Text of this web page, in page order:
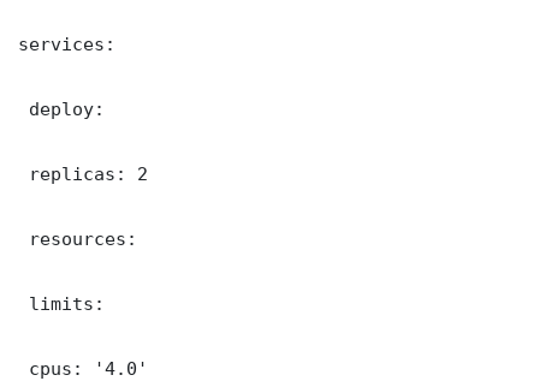
services:
deploy:
replicas: 2
resources:
limits:
cpus: '4.0'